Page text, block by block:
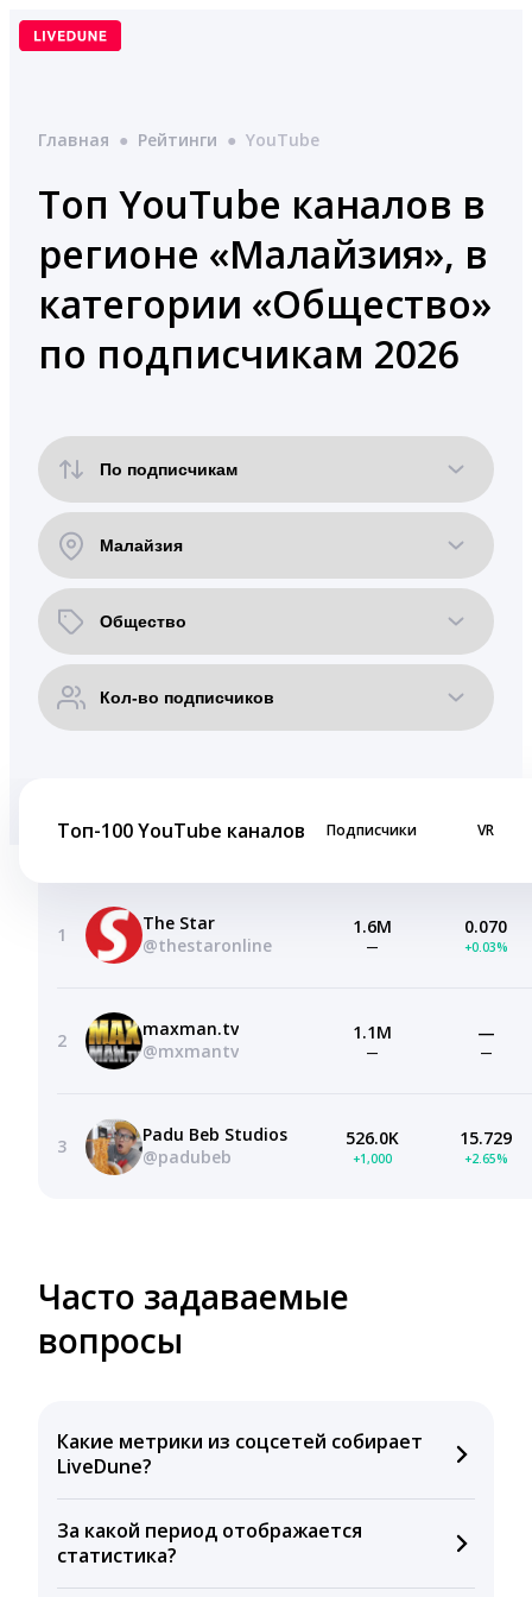
Перейти
Главная ● Рейтинги ● YouTube
Топ YouTube каналов в
регионе «Малайзия», в
категории «Общество»
по подписчикам 2026
Топ-100 YouTube каналов Подписчики VR
1
The Star
@thestaronline
1.6M
—
0.070
+0.03%
2
maxman.tv
@mxmantv
1.1M
—
—
—
3
Padu Beb Studios
@padubeb
526.0K
+1,000
15.729
+2.65%
Часто задаваемые
вопросы
Какие метрики из соцсетей собирает
LiveDune?
комментариев, кликов, репостов, охватов и
динамике числа подписчиков. Рекомендуем время
За какой период отображается
статистика?